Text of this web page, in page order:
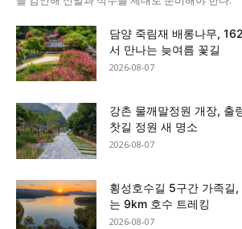
담양 죽림재 배롱나무,
서 만나는 늦여름 꽃길
2026-08-07
강촌 물깨말정원 개장, 출
찻길 정원 새 명소
2026-08-07
횡성호수길 5구간 가족길
는 9km 호수 트레킹
2026-08-07